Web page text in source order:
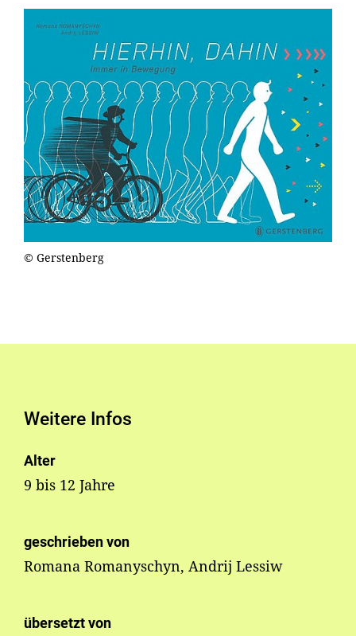
© Gerstenberg
Weitere Infos
Alter
9 bis 12 Jahre
geschrieben von
Romana Romanyschyn, Andrij Lessiw
übersetzt von